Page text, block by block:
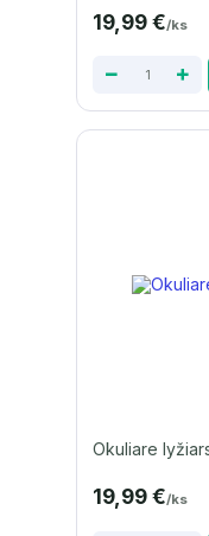
19,99 €/ks
Okuliare
19,99 €/ks